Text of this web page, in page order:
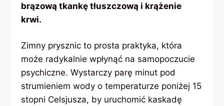
brązową tkankę tłuszczową i krążenie
krwi.
Zimny prysznic to prosta praktyka, która
może radykalnie wpłynąć na samopoczucie
psychiczne. Wystarczy parę minut pod
strumieniem wody o temperaturze poniżej 15
stopni Celsjusza, by uruchomić kaskadę